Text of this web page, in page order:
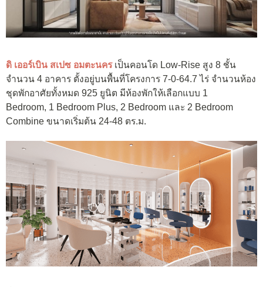
ดิ เออร์เบิน สเปซ อมตะนครเป็นคอนโด Low-Rise สูง 8 ชั้น
จำนวน 4 อาคาร ตั้งอยู่บนพื้นที่โครงการ 7-0-64.7 ไร่ จำนวนห้อง
ชุดพักอาศัยทั้งหมด 925 ยูนิต มีห้องพักให้เลือกแบบ 1
Bedroom, 1 Bedroom Plus, 2 Bedroom และ 2 Bedroom
Combine ขนาดเริ่มต้น 24-48 ตร.ม.